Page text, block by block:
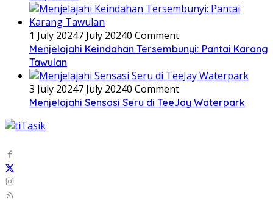
1 July 20247 July 20240 Comment
Menjelajahi Keindahan Tersembunyi: Pantai Karang
Tawulan
3 July 20247 July 20240 Comment
Menjelajahi Sensasi Seru di TeeJay Waterpark